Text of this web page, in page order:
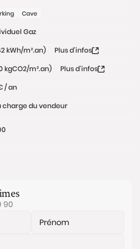
Cave
Gaz
kWh/m².an)
Plus d'infos
kgCO2/m².an)
Plus d'infos
/ an
charge du vendeur
90